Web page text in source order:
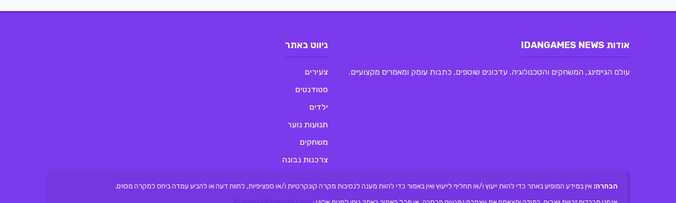
אודות IDANGAMES NEWS
עולם הגיימינג, המשחקים והטכנולוגיה. עדכונים שוטפים, כתבות עומק ומאמרים מקצועיים.
ניווט באתר
צעירים
סטודנטים
ילדים
תנועות נוער
משחקים
צרכנות נבונה
הבהרה: אין במידע המופיע באתר כדי להוות ייעוץ ו/או תחליף לייעוץ ואין באמור כדי להוות מענה לנסיבות מקרה קונקרטיות ו/או ספציפיות, לחוות דעה או להביע עמדה ביחס למקרה מסוים.